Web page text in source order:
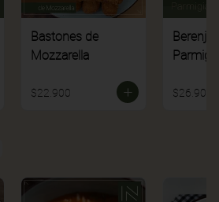
Bastones de
Mozzarella
$22.900 $26.900